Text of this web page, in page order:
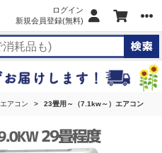
ログイン
新規会員登録(無料)
エアコン 23畳用～（7.1kw～）エアコン